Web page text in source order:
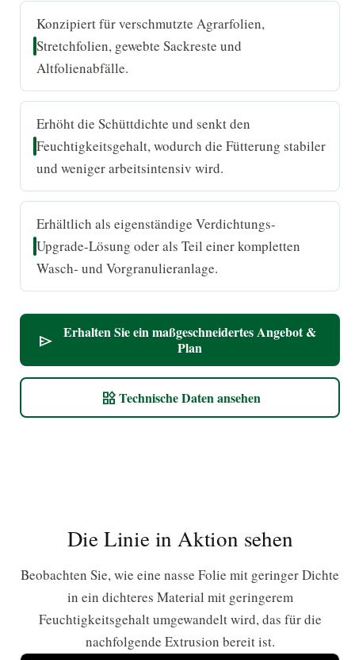
Konzipiert für verschmutzte Agrarfolien,
Stretchfolien, gewebte Sackreste und
Altfolienabfälle.
Erhöht die Schüttdichte und senkt den
Feuchtigkeitsgehalt, wodurch die Fütterung stabiler
und weniger arbeitsintensiv wird.
Erhältlich als eigenständige Verdichtungs-
Upgrade-Lösung oder als Teil einer kompletten
Wasch- und Vorgranulieranlage.
send
Erhalten Sie ein maßgeschneidertes Angebot &
Plan
widgetsTechnische Daten ansehen
Die Linie in Aktion sehen
Beobachten Sie, wie eine nasse Folie mit geringer Dichte
in ein dichteres Material mit geringerem
Feuchtigkeitsgehalt umgewandelt wird, das für die
nachfolgende Extrusion bereit ist.